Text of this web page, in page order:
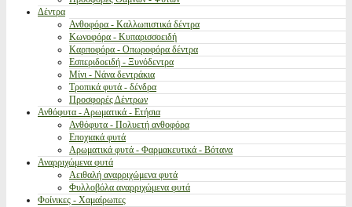
Δέντρα
Ανθοφόρα - Καλλωπιστικά δέντρα
Κωνοφόρα - Κυπαρισσοειδή
Καρποφόρα - Οπωροφόρα δέντρα
Εσπεριδοειδή - Ξυνόδεντρα
Μίνι - Νάνα δεντράκια
Τροπικά φυτά - δένδρα
Προσφορές Δέντρων
Ανθόφυτα - Αρωματικά - Ετήσια
Ανθόφυτα - Πολυετή ανθοφόρα
Εποχιακά φυτά
Αρωματικά φυτά - Φαρμακευτικά - Βότανα
Αναρριχώμενα φυτά
Αειθαλή αναρριχώμενα φυτά
Φυλλοβόλα αναρριχώμενα φυτά
Φοίνικες - Χαμαίρωπες